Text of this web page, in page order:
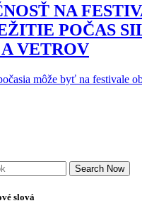
NA
POČAS
VETROV
môže byť na festivale
Search Now
slová